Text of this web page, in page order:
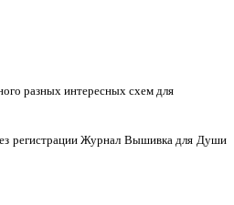
разных интересных схем для
регистрации Журнал Вышивка для Души